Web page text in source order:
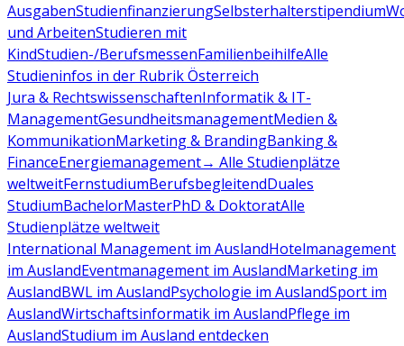
AusgabenStudienfinanzierungSelbsterhalterstipendium
und ArbeitenStudieren mit
KindStudien-/BerufsmessenFamilienbeihilfeAlle
Studieninfos in der Rubrik Österreich
Jura & RechtswissenschaftenInformatik & IT-
ManagementGesundheitsmanagementMedien &
KommunikationMarketing & BrandingBanking &
FinanceEnergiemanagement→ Alle Studienplätze
weltweitFernstudiumBerufsbegleitendDuales
StudiumBachelorMasterPhD & DoktoratAlle
Studienplätze weltweit
International Management im AuslandHotelmanagement
im AuslandEventmanagement im AuslandMarketing im
AuslandBWL im AuslandPsychologie im AuslandSport im
AuslandWirtschaftsinformatik im AuslandPflege im
AuslandStudium im Ausland entdecken